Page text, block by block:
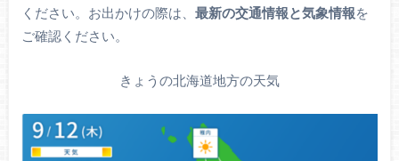
ください。お出かけの際は、 最新の交通情報と気象情報を
ご確認ください。
きょうの北海道地方の天気